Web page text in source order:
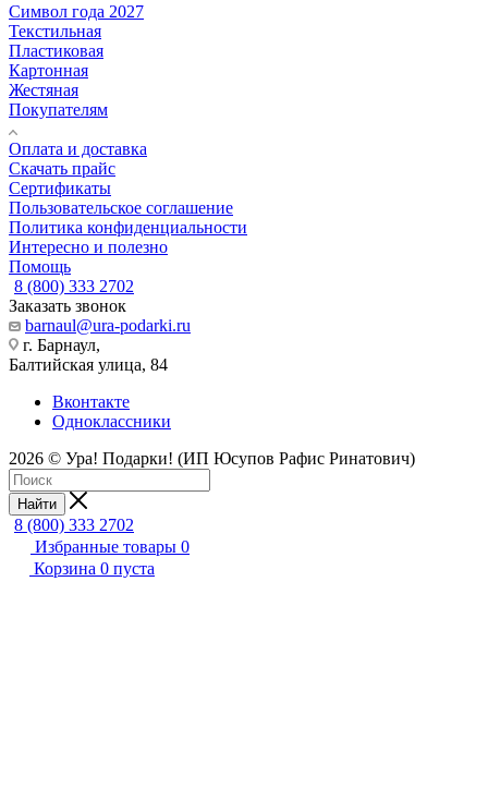
Символ года 2027
Текстильная
Пластиковая
Картонная
Жестяная
Покупателям
Оплата и доставка
Скачать прайс
Сертификаты
Пользовательское соглашение
Политика конфиденциальности
Интересно и полезно
Помощь
8 (800) 333 2702
Заказать звонок
barnaul@ura-podarki.ru
г. Барнаул,
Балтийская улица, 84
Вконтакте
Одноклассники
2026 © Ура! Подарки! (ИП Юсупов Рафис Ринатович)
Найти
8 (800) 333 2702
Избранные товары 0
Корзина 0 пуста